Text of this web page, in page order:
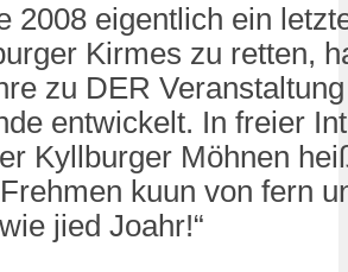
2008 eigentlich ein
Kirmes zu retten,
zu DER
entwickelt. In freier
Kyllburger Möhnen
kuun von fern
jied Joahr!“